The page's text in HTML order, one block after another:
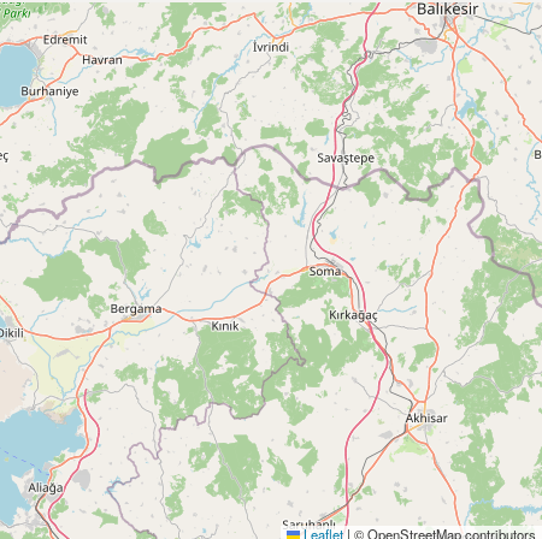
Leaflet | © OpenStreetMap contributors